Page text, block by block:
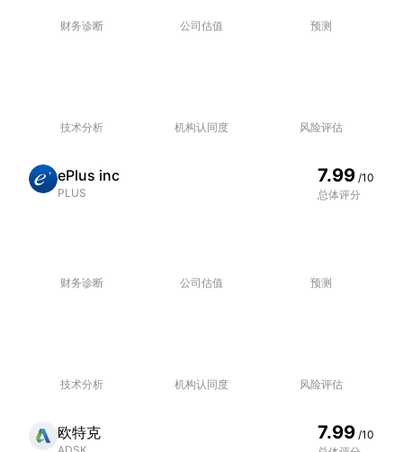
财务诊断 公司估值 预测
技术分析 机构认同度 风险评估
ePlus inc
PLUS
7.99 /10
总体评分
财务诊断 公司估值 预测
技术分析 机构认同度 风险评估
欧特克 7.99 /10